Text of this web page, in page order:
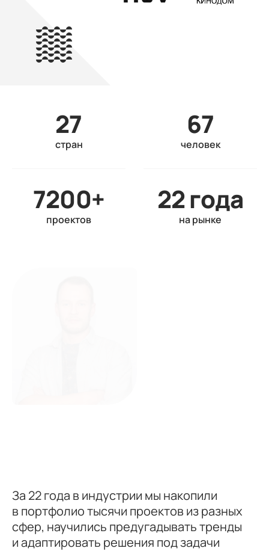
27
стран
67
человек
7200+
проектов
22 года
на рынке
За 22 года в индустрии мы накопили
в портфолио тысячи проектов из разных
сфер, научились предугадывать тренды
и адаптировать решения под задачи